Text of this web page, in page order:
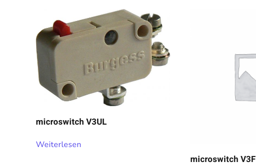
microswitch V3UL
Weiterlesen
microswitch V3F